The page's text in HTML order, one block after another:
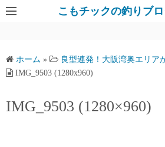
コ
ツ
キ
こもチックの釣りブロ
ホーム » 良型連発！大阪湾奥エリア
IMG_9503 (1280x960)
IMG_9503 (1280×960)